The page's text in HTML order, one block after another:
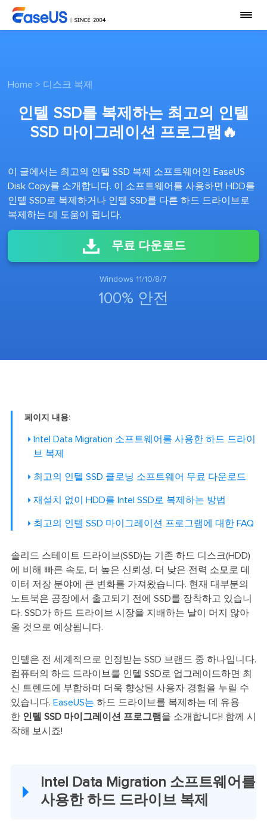
Home > 디스크 복제
인텔 SSD를 복제하는 최고의 인텔
SSD 마이그레이션 프로그램🔥
이 글에서는 최고의 인텔 SSD 복제 소프트웨어인 EaseUS
Disk Copy를 소개합니다. 이 소프트웨어를 사용하면 HDD를
인텔 SSD로 복제하거나 인텔 SSD를 다른 하드 드라이브로
복제하는 데 도움이 됩니다.
무료 다운로드
Windows 11/10/8/7
100% 안전
페이지 내용:
Intel Data Migration 소프트웨어를 사용한 하드 드라이
브 복제
최고의 인텔 SSD 클로닝 소프트웨어 무료 다운로드
재설치 없이 HDD를 Intel SSD로 복제하는 방법
최고의 인텔 SSD 마이그레이션 프로그램에 대한 FAQ
솔리드 스테이트 드라이브(SSD)는 기존 하드 디스크(HDD)
에 비해 빠른 속도, 더 높은 신뢰성, 더 낮은 전력 소모로 데
이터 저장 분야에 큰 변화를 가져왔습니다. 현재 대부분의
노트북은 공장에서 출고되기 전에 SSD를 장착하고 있습니
다. SSD가 하드 드라이브 시장을 지배하는 날이 머지 않아
올 것으로 예상됩니다.
인텔은 전 세계적으로 인정받는 SSD 브랜드 중 하나입니다.
컴퓨터의 하드 드라이브를 인텔 SSD로 업그레이드하면 최
신 트렌드에 부합하며 더욱 향상된 사용자 경험을 누릴 수
있습니다. EaseUS는 하드 드라이브를 복제하는 데 유용
한 인텔 SSD 마이그레이션 프로그램 을 소개합니다! 함께 시
작해 보시죠!
Intel Data Migration 소프트웨어를
사용한 하드 드라이브 복제